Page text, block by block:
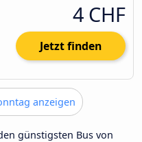
4 CHF
Jetzt finden
anzeigen
günstigsten Bus von